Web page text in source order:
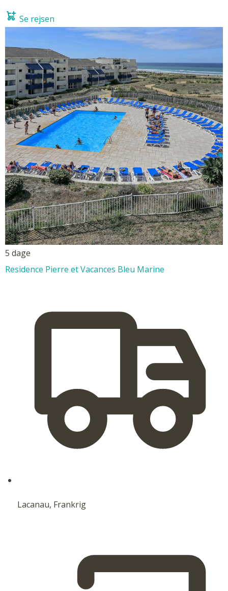
Se rejsen
5 dage
Residence Pierre et Vacances Bleu Marine
Lacanau, Frankrig